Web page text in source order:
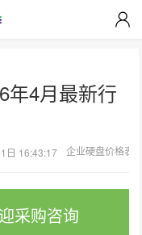
年4月最新行
日 16:43:17 企业硬盘价格表
采购咨询